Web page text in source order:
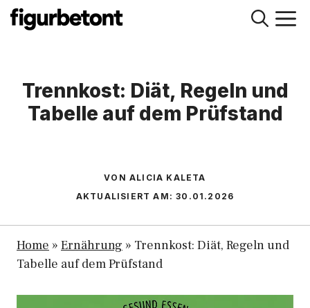
Zum
Inhalt
Trennkost: Diät, Regeln und
Tabelle auf dem Prüfstand
VON ALICIA KALETA
AKTUALISIERT AM:30.01.2026
Home » Ernährung » Trennkost: Diät, Regeln und
Tabelle auf dem Prüfstand